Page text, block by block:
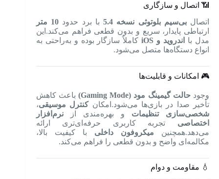
📶 اتصال و سازگاری
اتصالبی‌سیم بلوتوثی نسخه 5.4 با برد حدود 10 متر
ارتباطی پایدار، سریع و بدون قطعی فراهم می‌کند.این
مدل با
اندروید و iOS
کاملاً سازگار بوده و به‌راحتی به
انواع دستگاه‌ها متصل می‌شود.
🎮 امکانات و قابلیت‌ها
وجودحالت گیمینگ مود (Gaming Mode)
باعث کاهش
تأخیر صدا در بازی‌ها می‌شود.امکانکنترل موسیقی،
شخصی‌سازی تنظیمات و بهره‌مندی ازنرم‌افزار
اختصاصی تجربه کاربری حرفه‌ای‌تری ارائه
می‌دهد.همچنین میکروفون داخلی با کیفیت بالا،
مکالمه‌ای واضح و بدون قطعی را فراهم می‌کند.
💧 مقاومت و دوام